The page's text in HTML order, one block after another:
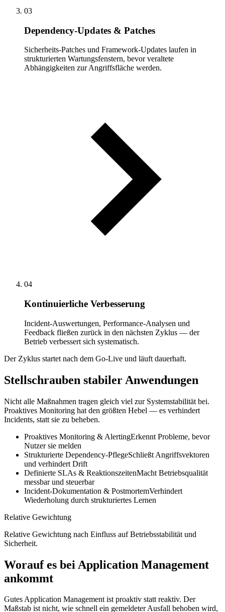
03
Dependency-Updates & Patches
Sicherheits-Patches und Framework-Updates laufen in
strukturierten Wartungsfenstern, bevor veraltete
Abhängigkeiten zur Angriffsfläche werden.
04
Kontinuierliche Verbesserung
Incident-Auswertungen, Performance-Analysen und
Feedback fließen zurück in den nächsten Zyklus — der
Betrieb verbessert sich systematisch.
Der Zyklus startet nach dem Go-Live und läuft dauerhaft.
Stellschrauben stabiler Anwendungen
Nicht alle Maßnahmen tragen gleich viel zur Systemstabilität bei.
Proaktives Monitoring hat den größten Hebel — es verhindert
Incidents, statt sie zu beheben.
Proaktives Monitoring & AlertingErkennt Probleme, bevor
Nutzer sie melden
Strukturierte Dependency-PflegeSchließt Angriffsvektoren
und verhindert Drift
Definierte SLAs & ReaktionszeitenMacht Betriebsqualität
messbar und steuerbar
Incident-Dokumentation & PostmortemVerhindert
Wiederholung durch strukturiertes Lernen
Relative Gewichtung
Relative Gewichtung nach Einfluss auf Betriebsstabilität und
Sicherheit.
Worauf es bei Application Management
ankommt
Gutes Application Management ist proaktiv statt reaktiv. Der
Maßstab ist nicht, wie schnell ein gemeldeter Ausfall behoben wird,